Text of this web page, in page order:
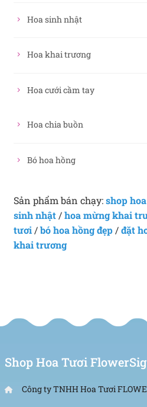
Hoa sinh nhật
Hoa khai trương
Hoa cưới cầm tay
Hoa chia buồn
Bó hoa hồng
Sản phẩm bán chạy:shop
sinh nhật/hoa mừng khai
tươi/bó hoa hồng đẹp/đặt
khai trương
Shop Hoa Tươi
Công ty TNHH Hoa Tươi